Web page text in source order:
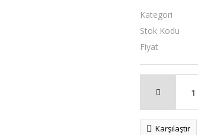
Kategori
Stok Kodu
Fiyat
Karşılaştır